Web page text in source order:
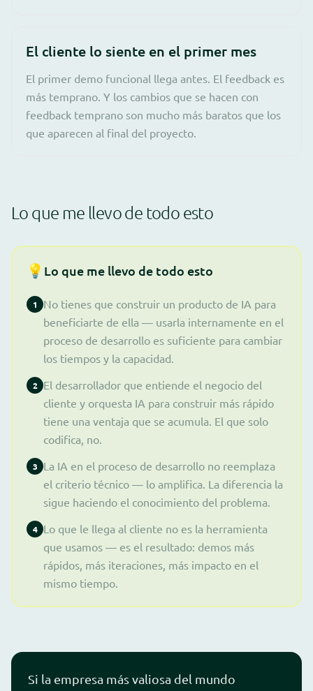
El cliente lo siente en el primer mes
El primer demo funcional llega antes. El feedback es
más temprano. Y los cambios que se hacen con
feedback temprano son mucho más baratos que los
que aparecen al final del proyecto.
Lo que me llevo de todo esto
💡 Lo que me llevo de todo esto
1
No tienes que construir un producto de IA para
beneficiarte de ella — usarla internamente en el
proceso de desarrollo es suficiente para cambiar
los tiempos y la capacidad.
2 El desarrollador que entiende el negocio del
cliente y orquesta IA para construir más rápido
tiene una ventaja que se acumula. El que solo
codifica, no.
3
La IA en el proceso de desarrollo no reemplaza
el criterio técnico — lo amplifica. La diferencia la
sigue haciendo el conocimiento del problema.
4 Lo que le llega al cliente no es la herramienta
que usamos — es el resultado: demos más
rápidos, más iteraciones, más impacto en el
mismo tiempo.
Si la empresa más valiosa del mundo